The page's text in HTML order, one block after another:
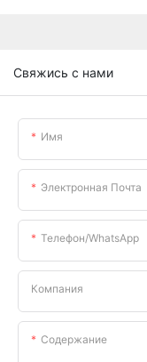
Свяжись с нами
Имя
Электронная Почта
Телефон/WhatsApp
Компания
Содержание